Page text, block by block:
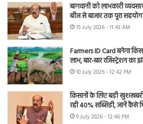
बागवानी को लाभकारी
बीज से बाजार तक पूरा सहयोग
15 July 2026 - 11:43 AM
Farmers ID Card बनेगा
लाभ, बार-बार रजिस्ट्रेशन
10 July 2026 - 12:42 PM
किसानों के लिए बड़ी
रही 40% सब्सिडी, जानें कैसे
9 July 2026 - 12:46 PM